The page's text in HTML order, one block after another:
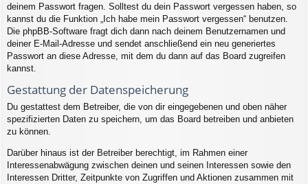
deinem Passwort fragen. Solltest du dein Passwort vergessen haben, so
kannst du die Funktion „Ich habe mein Passwort vergessen“ benutzen.
Die phpBB-Software fragt dich dann nach deinem Benutzernamen und
deiner E-Mail-Adresse und sendet anschließend ein neu generiertes
Passwort an diese Adresse, mit dem du dann auf das Board zugreifen
kannst.
Gestattung der Datenspeicherung
Du gestattest dem Betreiber, die von dir eingegebenen und oben näher
spezifizierten Daten zu speichern, um das Board betreiben und anbieten
zu können.
Darüber hinaus ist der Betreiber berechtigt, im Rahmen einer
Interessenabwägung zwischen deinen und seinen Interessen sowie den
Interessen Dritter, Zeitpunkte von Zugriffen und Aktionen zusammen mit